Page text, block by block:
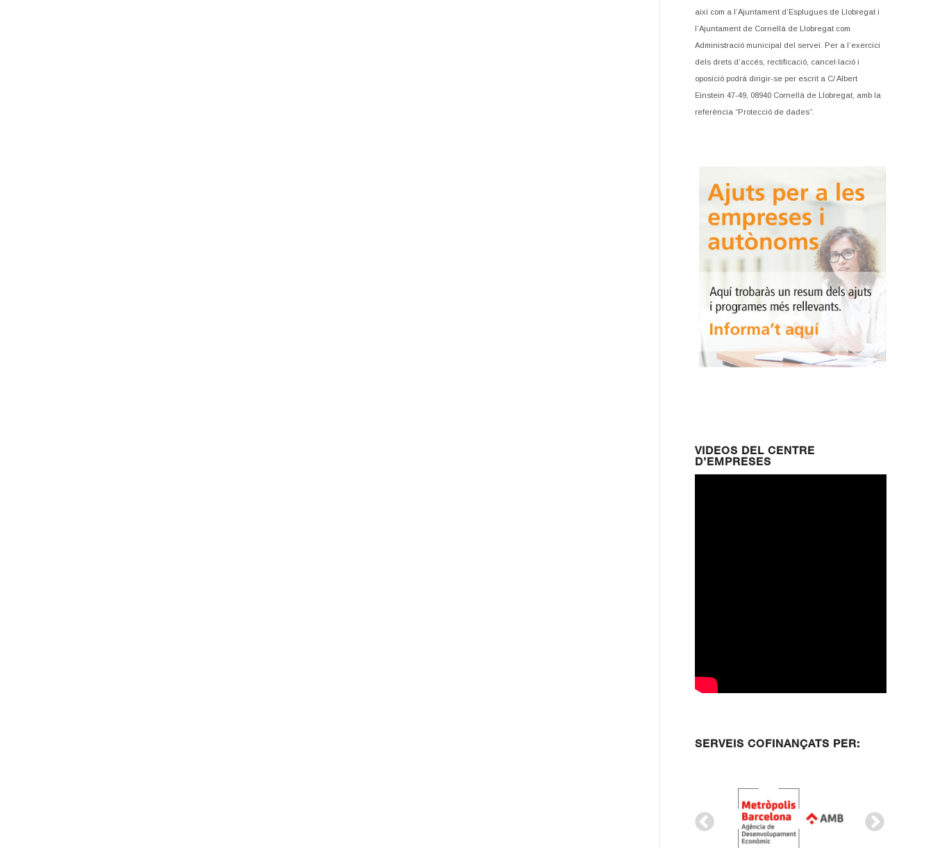
així com a l’Ajuntament d’Esplugues de Llobregat i
l’Ajuntament de Cornellà de Llobregat com
Administració municipal del servei. Per a l’exercici
dels drets d’accés, rectificació, cancel·lació i
oposició podrà dirigir-se per escrit a C/ Albert
Einstein 47-49, 08940 Cornellà de Llobregat, amb la
referència “Protecció de dades”.
VIDEOS DEL CENTRE
D’EMPRESES
SERVEIS COFINANÇATS PER: